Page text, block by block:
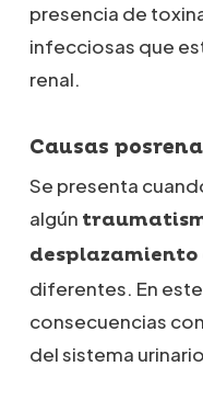
presencia de
infecciosas que
renal.
Causas
Se presenta
algún
diferentes. En
consecuencias
del sistema